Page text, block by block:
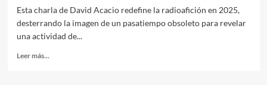
Esta charla de David Acacio redefine la radioafición en 2025,
desterrando la imagen de un pasatiempo obsoleto para revelar
una actividad de...
Leer más...